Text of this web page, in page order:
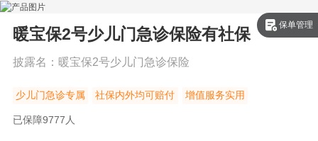
暖宝保2号少儿门急诊保险有社保
披露名： 暖宝保2号少儿门急诊保险
少儿门急诊专属 社保内外均可赔付 增值服务实用
已保障9777 人
保单管理